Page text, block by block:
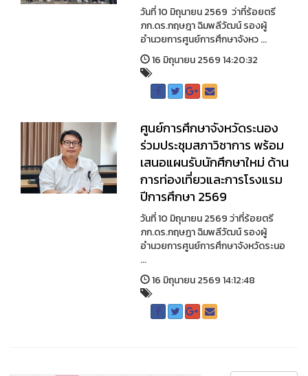
วันที่ 10 มิถุนายน 2569 ว่าที่ร้อยตรี
ภก.ดร.กฤษฎา ฉิมพลีวัฒน์ รองผู้
อำนวยการศูนย์การศึกษาจังหว ...
16 มิถุนายน 2569 14:20:32
ศูนย์การศึกษาจังหวัดระนอง
ร่วมประชุมสภาวิชาการ พร้อม
เสนอแผนรับนักศึกษาใหม่ ด้าน
การท่องเที่ยวและการโรงแรม
ปีการศึกษา 2569
วันที่ 10 มิถุนายน 2569 ว่าที่ร้อยตรี
ภก.ดร.กฤษฎา ฉิมพลีวัฒน์ รองผู้
อำนวยการศูนย์การศึกษาจังหวัดระนอ
...
16 มิถุนายน 2569 14:12:48